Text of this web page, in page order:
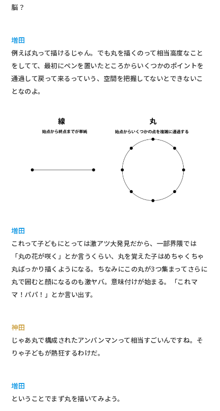
脳？
増田
例えば丸って描けるじゃん。でも丸を描くのって相当高度なこと
をしてて、最初にペンを置いたところからいくつかのポイントを
通過して戻って来るっていう、空間を把握してないとできないこ
となのよ。
増田
これって子どもにとっては激アツ大発見だから、一部界隈では
「丸の花が咲く」とか言うくらい、丸を覚えた子はめちゃくちゃ
丸ばっかり描くようになる。ちなみにこの丸が3つ集まってさらに
丸で囲むと顔になるのも激ヤバ。意味付けが始まる。「これマ
マ！パパ！」とか言い出す。
神田
じゃあ丸で構成されたアンパンマンって相当すごいんですね。そ
りゃ子どもが熱狂するわけだ。
増田
ということでまず丸を描いてみよう。